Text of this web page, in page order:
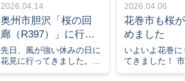
2026.04.14
奥州市胆沢「桜の回
廊（R397）」に行っ
てきました
先日、風が強い休みの日に
花見に行ってきました。
【奥州市胆沢】7km続く絶
2026.04.06
花巻市も桜
めました
いよいよ花巻
てきました！
しずつ桜が咲き